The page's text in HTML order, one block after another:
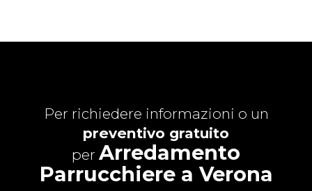
Per richiedere informazioni o un
preventivo gratuito
per Arredamento
Parrucchiere a Verona